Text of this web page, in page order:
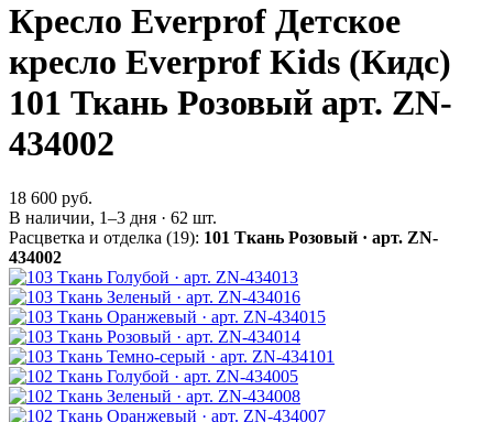
Кресло Everprof Детское
кресло Everprof Kids (Кидс)
101 Ткань Розовый арт. ZN-
434002
18 600 руб.
В наличии, 1–3 дня · 62 шт.
Расцветка и отделка (19): 101 Ткань Розовый · арт. ZN-
434002